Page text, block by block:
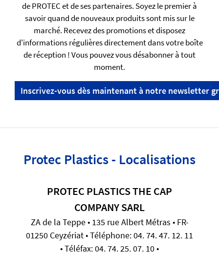
de PROTEC et de ses partenaires. Soyez le premier à
savoir quand de nouveaux produits sont mis sur le
marché. Recevez des promotions et disposez
d'informations régulières directement dans votre boîte
de réception ! Vous pouvez vous désabonner à tout
moment.
Inscrivez-vous dès maintenant à notre newsletter
Protec Plastics - Localisations
PROTEC PLASTICS THE CAP
COMPANY SARL
ZA de la Teppe • 135 rue Albert Métras • FR-
01250 Ceyzériat • Téléphone: 04. 74. 47. 12. 11
• Téléfax: 04. 74. 25. 07. 10 •